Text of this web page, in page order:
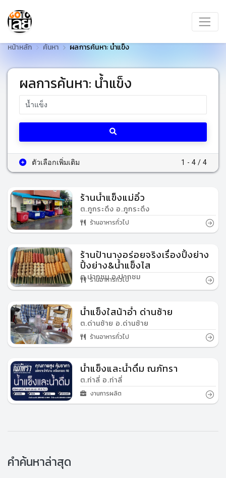
หน้าหลัก ค้นหา ผลการค้นหา: น้ำแข็ง
ผลการค้นหา: น้ำแข็ง
1 - 4 / 4
ตัวเลือกเพิ่มเติม
ร้านน้ำแข็งแม่อิ๋ว
ต.ภูกระดึง อ.ภูกระดึง
ร้านอาหารทั่วไป
ร้านป้านางอร่อยจริงเรื่องปิ้งย่าง
ปิ้งย่าง&น้ำแข็งไส
ต.ปากชม อ.ปากชม
ร้านอาหารทั่วไป
น้ำแข็งใสน้าอ๋ำ ด่านซ้าย
ต.ด่านซ้าย อ.ด่านซ้าย
ร้านอาหารทั่วไป
น้ำแข็งและน้ำดื่ม ณภัทรา
ต.ท่าลี่ อ.ท่าลี่
งานการผลิต
คำค้นหาล่าสุด